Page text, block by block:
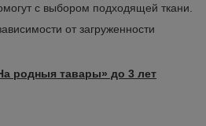
с выбором подходящей ткани.
от загруженности
родныя тавары» до 3 лет